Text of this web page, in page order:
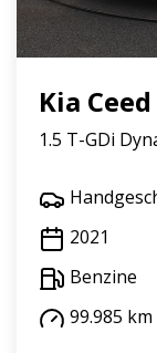
Kia
1.5 T-GDi
2021
Benzine
99.985 km